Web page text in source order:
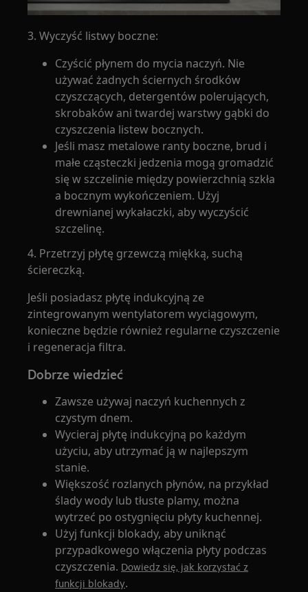
3. Wyczyść listwy boczne:
Czyścić płynem do mycia naczyń. Nie
używać żadnych ściernych środków
czyszczących, detergentów polerujących,
skrobaków ani twardej warstwy gąbki do
czyszczenia listew bocznych.
Jeśli masz metalowe ranty boczne, brud i
małe cząsteczki jedzenia mogą gromadzić
się w szczelinie między powierzchnią szkła
a bocznym wykończeniem. Użyj
drewnianej wykałaczki, aby wyczyścić
szczelinę.
4. Przetrzyj płytę grzewczą miękką, suchą
ściereczką.
Jeśli posiadasz płytę indukcyjną ze
zintegrowanym wentylatorem wyciągowym,
konieczne będzie również regularne czyszczenie
i regeneracja filtra.
Dobrze wiedzieć
Zawsze używaj naczyń kuchennych z
czystym dnem.
Wycieraj płytę indukcyjną po każdym
użyciu, aby utrzymać ją w najlepszym
stanie.
Większość rozlanych płynów, na przykład
ślady wody lub tłuste plamy, można
wytrzeć po ostygnięciu płyty kuchennej.
Użyj funkcji blokady, aby uniknąć
przypadkowego włączenia płyty podczas
czyszczenia. Dowiedz się, jak korzystać z
funkcji blokady.